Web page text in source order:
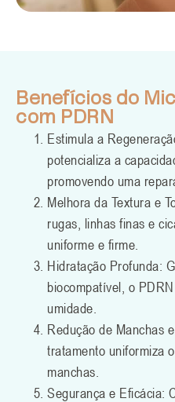
Benefícios do
com PDRN
Estimula a
potencializa a
promovendo uma
Melhora da Textura e
rugas, linhas finas e
uniforme e firme.
Hidratação Profunda:
biocompatível, o
umidade.
Redução de Manchas
tratamento uniformiza
manchas.
Segurança e Eficácia: